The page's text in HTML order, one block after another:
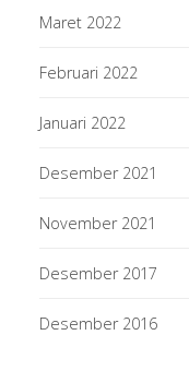
Maret 2022
Februari 2022
Januari 2022
Desember 2021
November 2021
Desember 2017
Desember 2016